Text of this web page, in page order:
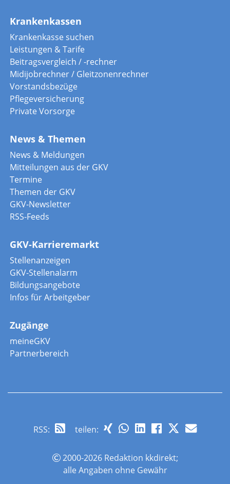
Krankenkassen
Krankenkasse suchen
Leistungen & Tarife
Beitragsvergleich / -rechner
Midijobrechner / Gleitzonenrechner
Vorstandsbezüge
Pflegeversicherung
Private Vorsorge
News & Themen
News & Meldungen
Mitteilungen aus der GKV
Termine
Themen der GKV
GKV-Newsletter
RSS-Feeds
GKV-Karrieremarkt
Stellenanzeigen
GKV-Stellenalarm
Bildungsangebote
Infos für Arbeitgeber
Zugänge
meineGKV
Partnerbereich
RSS: teilen:
2000-2026 Redaktion kkdirekt;
alle Angaben ohne Gewähr